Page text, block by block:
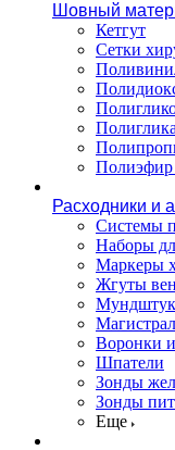
Шовный
Кетгут
Сетки
Полиэфир
Расходники и
Системы
Наборы
Маркеры
Жгуты
Воронки
Шпатели
Зонды
Зонды
Еще